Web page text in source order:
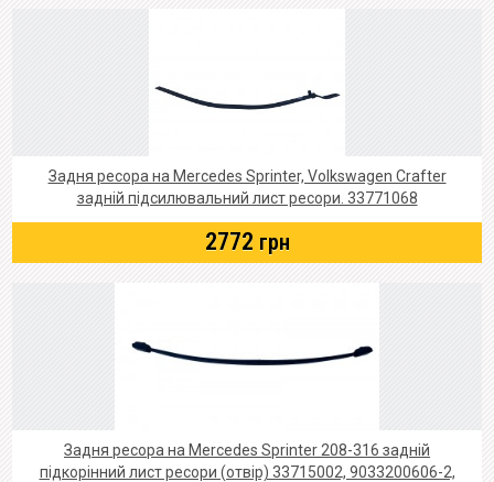
Задня ресора на Mercedes Sprinter, Volkswagen Crafter
задній підсилювальний лист ресори. 33771068
2772 грн
Задня ресора на Mercedes Sprinter 208-316 задній
підкорінний лист ресори (отвір) 33715002, 9033200606-2,